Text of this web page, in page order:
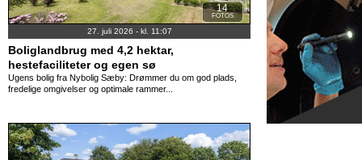
27. juli 2026 - kl. 11:07
14
FOTOS
Boliglandbrug med 4,2 hektar,
hestefaciliteter og egen sø
Ugens bolig fra Nybolig Sæby: Drømmer du om god plads,
fredelige omgivelser og optimale rammer...